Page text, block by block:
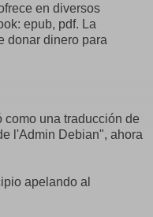
en diversos
epub, pdf. La
donar dinero para
como una traducción de
l'Admin Debian", ahora
apelando al